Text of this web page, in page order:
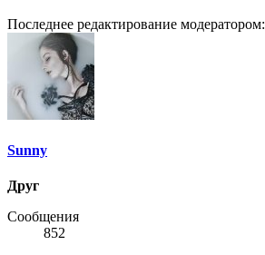
Последнее редактирование модератором:
Sunny
Друг
Сообщения
852